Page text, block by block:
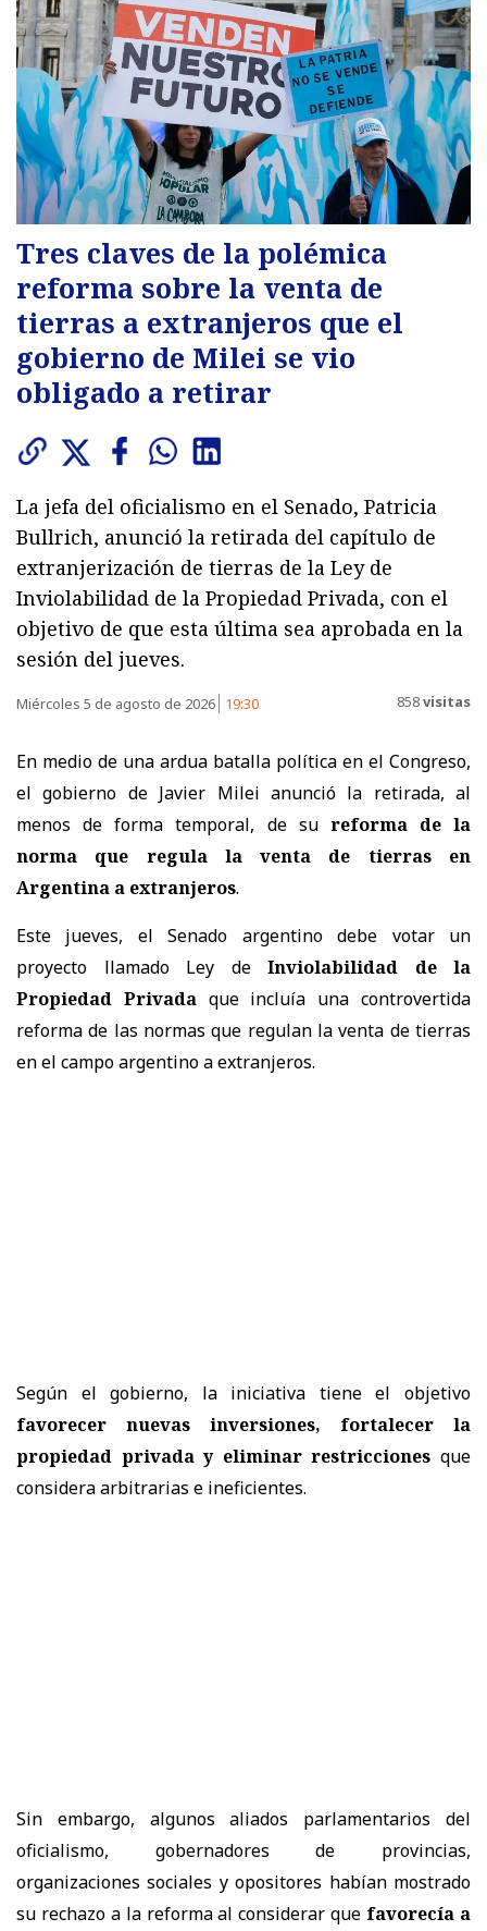
Tres claves de la polémica
reforma sobre la venta de
tierras a extranjeros que el
gobierno de Milei se vio
obligado a retirar
La jefa del oficialismo en el Senado, Patricia
Bullrich, anunció la retirada del capítulo de
extranjerización de tierras de la Ley de
Inviolabilidad de la Propiedad Privada, con el
objetivo de que esta última sea aprobada en la
sesión del jueves.
Miércoles 5 de agosto de 2026 19:30 858visitas
En medio de una ardua batalla política en el Congreso,
el gobierno de Javier Milei anunció la retirada, al
menos de forma temporal, de su reforma de la
norma que regula la venta de tierras en
Argentina a extranjeros.
Este jueves, el Senado argentino debe votar un
proyecto llamado Ley de Inviolabilidad de la
Propiedad Privadaque incluía una controvertida
reforma de las normas que regulan la venta de tierras
en el campo argentino a extranjeros.
Según el gobierno, la iniciativa tiene el objetivo
favorecer nuevas inversiones, fortalecer la
propiedad privada y eliminar restricciones que
considera arbitrarias e ineficientes.
Sin embargo, algunos aliados parlamentarios del
oficialismo, gobernadores de provincias,
organizaciones sociales y opositores habían mostrado
su rechazo a la reforma al considerar que favorecía a